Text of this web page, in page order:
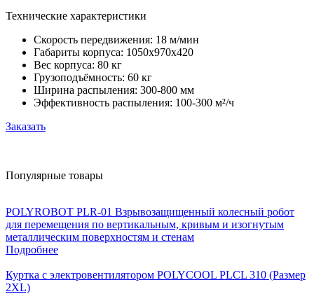
Технические характеристики
Скорость передвижения: 18 м/мин
Габариты корпуса: 1050x970x420
Вес корпуса: 80 кг
Грузоподъёмность: 60 кг
Ширина распыления: 300-800 мм
Эффективность распыления: 100-300 м²/ч
Заказать
Популярные товары
POLYROBOT PLR-01 Взрывозащищенный колесный робот
для перемещения по вертикальным, кривым и изогнутым
металлическим поверхностям и стенам
Подробнее
Куртка с электровентилятором POLYCOOL PLCL 310 (Размер
2XL)